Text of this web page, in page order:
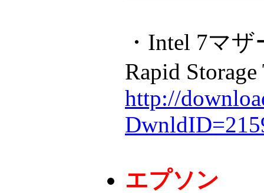
・Intel 7マ
Rapid
http://
エプソン